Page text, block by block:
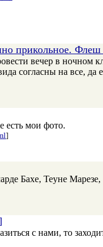
прикольное.
вечер в
согласны на все,
есть мои фото.
]
Бахе, Теуне
с нами, то